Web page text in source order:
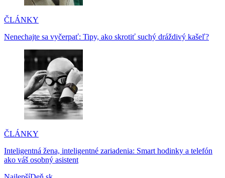
ČLÁNKY
Nenechajte sa vyčerpať: Tipy, ako skrotiť suchý dráždivý kašeľ?
ČLÁNKY
Inteligentná žena, inteligentné zariadenia: Smart hodinky a telefón
ako váš osobný asistent